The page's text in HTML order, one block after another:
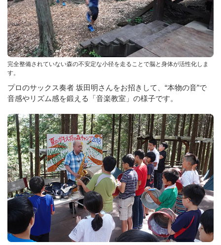
完全整備されていない森の不安定な小径を走ることで脳と身体が活性化しま
す。
プロのサックス奏者 坂田明さんをお招きして、“本物の音”で
音感やリズム感を鍛える「音楽教室」の様子です。